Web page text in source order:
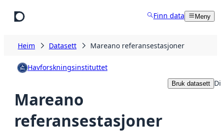
Finn data Meny
Heim Datasett Mareano referansestasjoner
Havforskningsinstituttet
Mareano
referansestasjoner
Bruk datasett